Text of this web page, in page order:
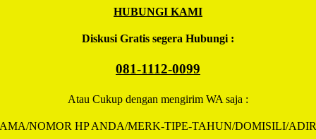
HUBUNGI KAMI
Diskusi Gratis segera Hubungi :
081-1112-0099
Atau Cukup dengan mengirim WA saja :
NOMOR HP ANDA/MERK-TIPE-TAHUN/DOMISILI/